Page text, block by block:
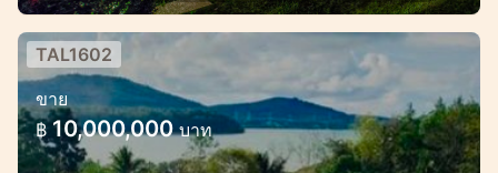
ที่ดินแนวชายฝั่งแรกทางฝั่งตะวันออก
เฉียงเหนือของภูเก็ต
- การก่อสร้าง : เหมาะสำหรับพัฒนาโครงการที่
TAL1602
ขาย
฿ 10,000,000บาท